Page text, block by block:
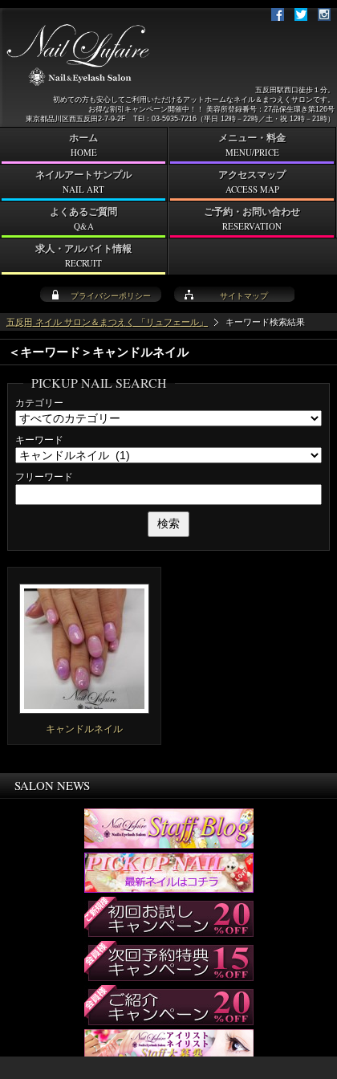
五反田 ネイル サロン＆まつえく 「リュフェール」 キーワード検索結果
＜キーワード＞キャンドルネイル
PICKUP NAIL SEARCH
カテゴリー
キーワード
フリーワード
キャンドルネイル
SALON NEWS
プライバシーポリシー サイトマップ
五反田駅西口徒歩１分。
初めての方も安心してご利用いただけるアットホームなネイル＆まつえくサロンです。
お得な割引キャンペーン開催中！！ 美容所登録番号：27品保生環き第126号
東京都品川区西五反田2-7-9-2F TEl：03-5935-7216（平日 12時－22時／土・祝 12時－21時）
ホーム
HOME
メニュー・料金
MENU/PRICE
ネイルアートサンプル
NAIL ART
アクセスマップ
ACCESS MAP
よくあるご質問
Q&A
ご予約・お問い合わせ
RESERVATION
求人・アルバイト情報
RECRUIT